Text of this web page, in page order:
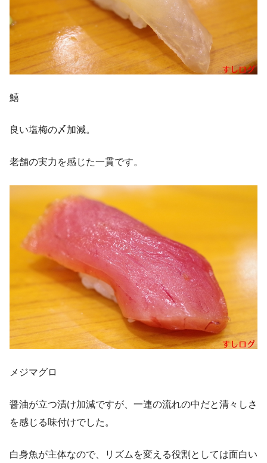
鱚
良い塩梅の〆加減。
老舗の実力を感じた一貫です。
メジマグロ
醤油が立つ漬け加減ですが、一連の流れの中だと清々しさ
を感じる味付けでした。
白身魚が主体なので、リズムを変える役割としては面白い